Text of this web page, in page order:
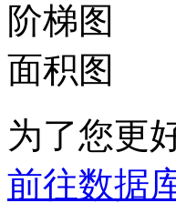
阶梯图
面积图
为了您更
前往数据